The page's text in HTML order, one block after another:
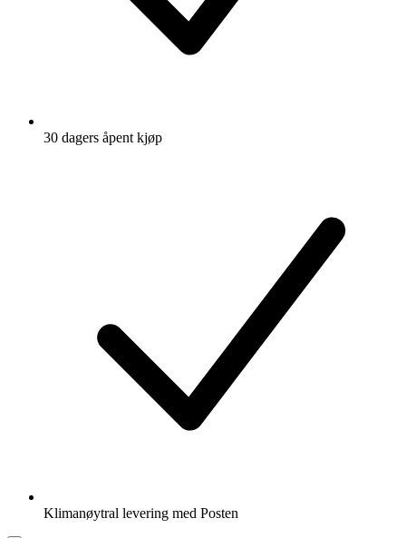
30 dagers åpent kjøp
Klimanøytral levering med Posten